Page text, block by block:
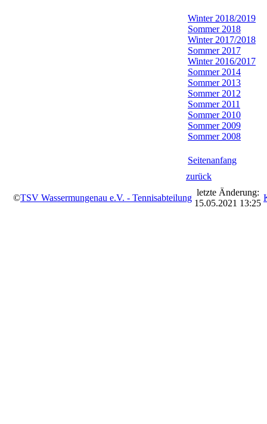
Winter 2018/2019
Sommer 2018
Winter 2017/2018
Sommer 2017
Winter 2016/2017
Sommer 2014
Sommer 2013
Sommer 2012
Sommer 2011
Sommer 2010
Sommer 2009
Sommer 2008
Seitenanfang
zurück
©TSV Wassermungenau e.V. - Tennisabteilung
letzte Änderung:
15.05.2021 13:25